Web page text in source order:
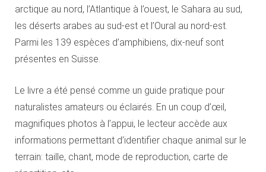
arctique au nord, l’Atlantique à l’ouest, le Sahara au sud,
les déserts arabes au sud-est et l’Oural au nord-est.
Parmi les 139 espèces d’amphibiens, dix-neuf sont
présentes en Suisse.
Le livre a été pensé comme un guide pratique pour
naturalistes amateurs ou éclairés. En un coup d’œil,
magnifiques photos à l’appui, le lecteur accède aux
informations permettant d’identifier chaque animal sur le
terrain: taille, chant, mode de reproduction, carte de